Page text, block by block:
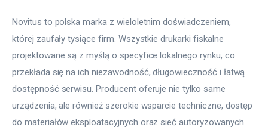
Novitus to polska marka z wieloletnim doświadczeniem,
której zaufały tysiące firm. Wszystkie drukarki fiskalne
projektowane są z myślą o specyfice lokalnego rynku, co
przekłada się na ich niezawodność, długowieczność i łatwą
dostępność serwisu. Producent oferuje nie tylko same
urządzenia, ale również szerokie wsparcie techniczne, dostęp
do materiałów eksploatacyjnych oraz sieć autoryzowanych